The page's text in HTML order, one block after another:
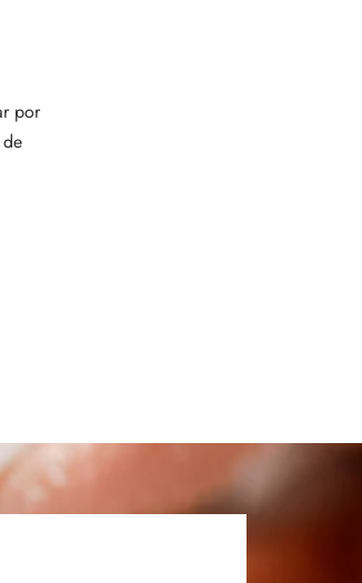
por